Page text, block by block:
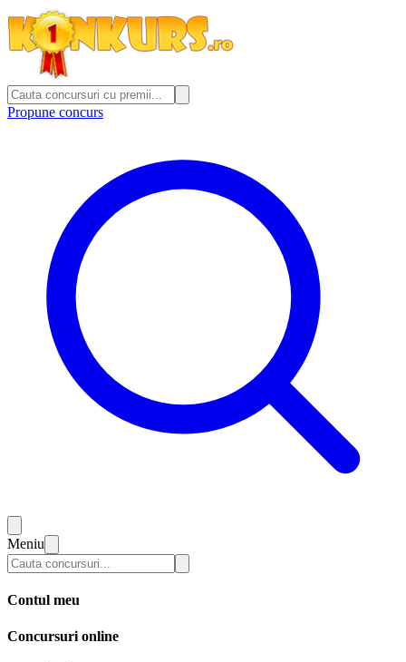
Propune concurs
Meniu
Contul meu
Concursuri online